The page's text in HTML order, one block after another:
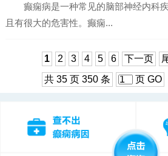
癫痫病是一种常见的脑部神经内科
且有很大的危害性。癫痫...
1 2 3 4 5 6 下一页
共 35 页 350 条
页 GO